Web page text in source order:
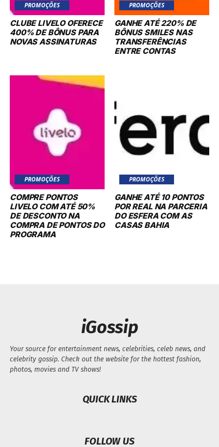
PROMOÇÕES
CLUBE LIVELO OFERECE
400% DE BÔNUS PARA
NOVAS ASSINATURAS
PROMOÇÕES
GANHE ATÉ 220% DE
BÔNUS SMILES NAS
TRANSFERÊNCIAS
ENTRE CONTAS
PROMOÇÕES
COMPRE PONTOS
LIVELO COM ATÉ 50%
DE DESCONTO NA
COMPRA DE PONTOS DO
PROGRAMA
PROMOÇÕES
GANHE ATÉ 10 PONTOS
POR REAL NA PARCERIA
DO ESFERA COM AS
CASAS BAHIA
iGossip
Your source for entertainment news, celebrities, celeb news, and
celebrity gossip. Check out the website for the hottest fashion,
photos, movies and TV shows!
QUICK LINKS
FOLLOW US